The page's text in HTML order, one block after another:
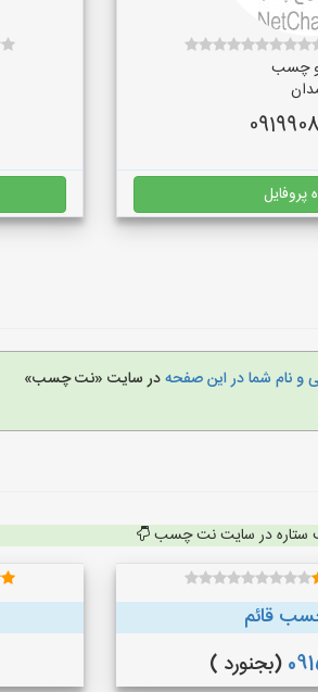
چسب
و نام شما در این صفحهدر سایت «نت چسب»
ستاره در سایت نت چسب
قائم
(بجنورد )